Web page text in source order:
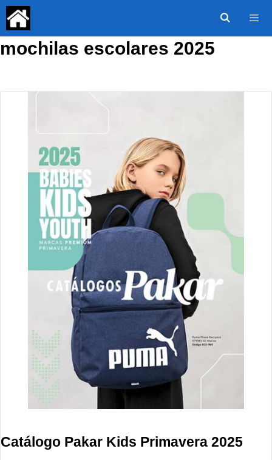
Saltar
contenido
mochilas escolares 2025
Catálogo Pakar Kids Primavera 2025